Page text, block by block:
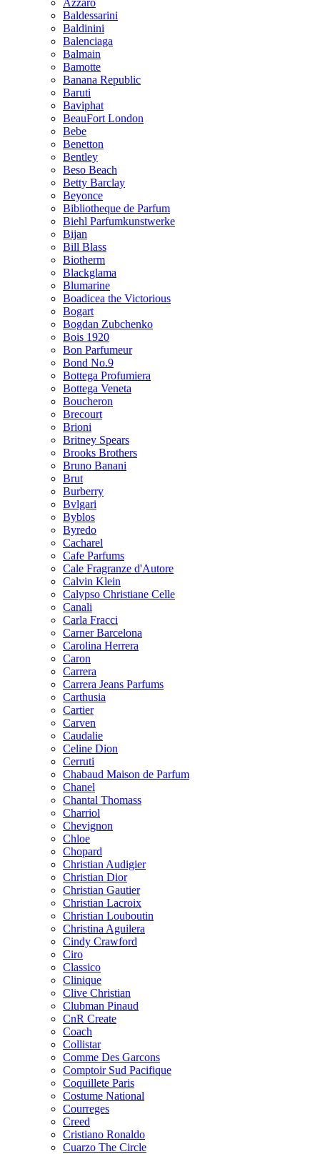
Baldessarini
Baldinini
Balenciaga
Balmain
Bamotte
Banana Republic
Baruti
Baviphat
BeauFort London
Bebe
Benetton
Bentley
Beso Beach
Betty Barclay
Beyonce
Bibliotheque de Parfum
Biehl Parfumkunstwerke
Bijan
Bill Blass
Biotherm
Blackglama
Blumarine
Boadicea the Victorious
Bogart
Bogdan Zubchenko
Bois 1920
Bon Parfumeur
Bond No.9
Bottega Profumiera
Bottega Veneta
Boucheron
Brecourt
Brioni
Britney Spears
Brooks Brothers
Bruno Banani
Brut
Burberry
Bvlgari
Byblos
Byredo
Cacharel
Cafe Parfums
Cale Fragranze d'Autore
Calvin Klein
Calypso Christiane Celle
Canali
Carla Fracci
Carner Barcelona
Carolina Herrera
Caron
Carrera
Carrera Jeans Parfums
Carthusia
Cartier
Carven
Caudalie
Celine Dion
Cerruti
Chabaud Maison de Parfum
Chanel
Chantal Thomass
Charriol
Chevignon
Chloe
Chopard
Christian Audigier
Christian Dior
Christian Gautier
Christian Lacroix
Christian Louboutin
Christina Aguilera
Cindy Crawford
Ciro
Classico
Clinique
Clive Christian
Clubman Pinaud
CnR Create
Coach
Collistar
Comme Des Garcons
Comptoir Sud Pacifique
Coquillete Paris
Costume National
Courreges
Creed
Cristiano Ronaldo
Cuarzo The Circle